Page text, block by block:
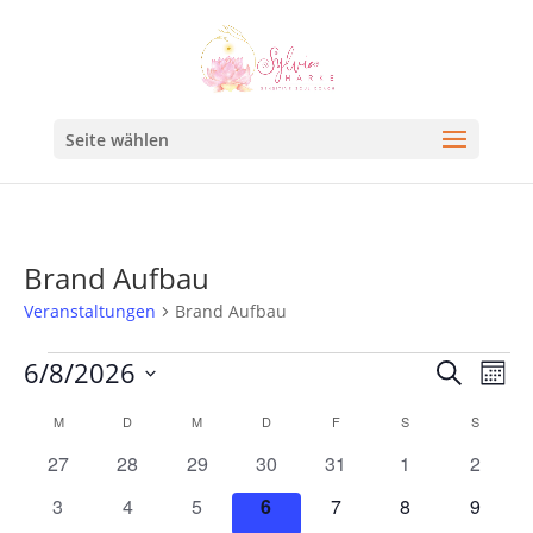
Seite wählen
Brand Aufbau
Veranstaltungen Brand Aufbau
Suche
und
Suche
6/8/2026
Kalender
von
Veranstaltungen
M D M D F S S
0
27
0
Veranstaltungen
28
0
Veranstaltungen
29
0
Veranstaltungen
30
0
31
0
1
0
2
0
3
0
4
0
5
0
6
0
7
0
8
0
9